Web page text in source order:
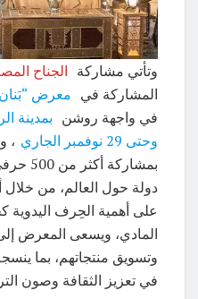
وتأتي مشاركة الجناح
المشاركة في معرض
في واجهة روشن
وحتى 29 نوفمبر الجاري
،
دولة حول العالم، من
على أهمية الحِرف اليدوية
المادي، ويسعى المعرض
في تعزيز الثقافة وصون